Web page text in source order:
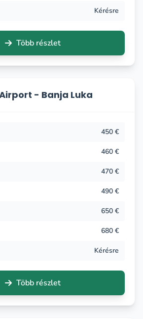
autóparkunk luxus, és pihenhet,
biztonságos kezeiben van.
van, felkereshet minket
en vagy WhatsApp-számainkon!
Kérésre
Több részlet
- Banja Luka
450 €
460 €
470 €
490 €
650 €
680 €
Kérésre
Több részlet